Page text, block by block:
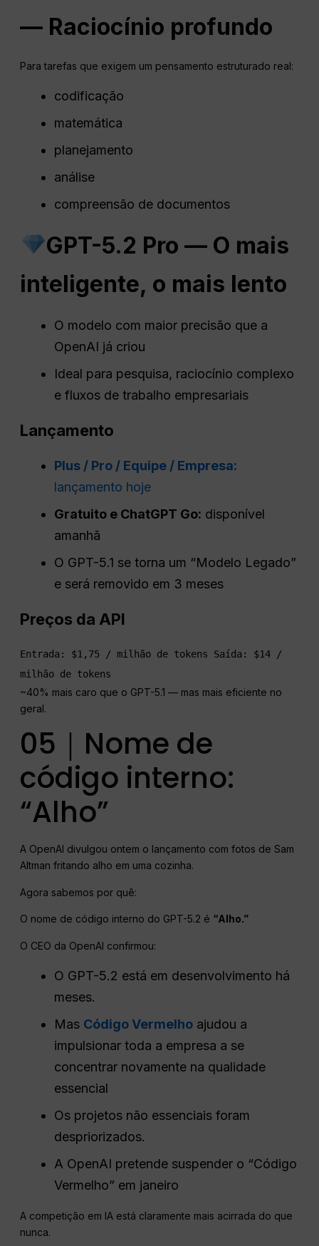
— Raciocínio profundo
Para tarefas que exigem um pensamento estruturado real:
codificação
matemática
planejamento
análise
compreensão de documentos
GPT-5.2 Pro — O mais
inteligente, o mais lento
O modelo com maior precisão que a
OpenAI já criou
Ideal para pesquisa, raciocínio complexo
e fluxos de trabalho empresariais
Lançamento
Plus / Pro / Equipe / Empresa:
lançamento hoje
Gratuito e ChatGPT Go: disponível
amanhã
O GPT-5.1 se torna um “Modelo Legado”
e será removido em 3 meses
Preços da API
Entrada: $1,75 / milhão de tokens Saída: $14 /
milhão de tokens
~40% mais caro que o GPT-5.1 — mas mais eficiente no
geral.
05｜Nome de
código interno:
“Alho”
A OpenAI divulgou ontem o lançamento com fotos de Sam
Altman fritando alho em uma cozinha.
Agora sabemos por quê:
O nome de código interno do GPT-5.2 é “Alho.”
O CEO da OpenAI confirmou:
O GPT-5.2 está em desenvolvimento há
meses.
Mas Código Vermelho ajudou a
impulsionar toda a empresa a se
concentrar novamente na qualidade
essencial
Os projetos não essenciais foram
despriorizados.
A OpenAI pretende suspender o “Código
Vermelho” em janeiro
A competição em IA está claramente mais acirrada do que
nunca.